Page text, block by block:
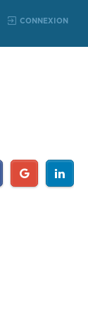
CONNEXION